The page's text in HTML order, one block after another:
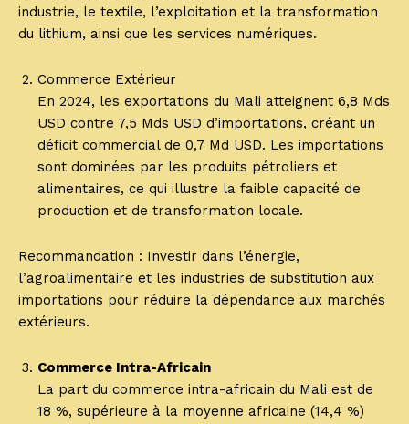
industrie, le textile, l’exploitation et la transformation
du lithium, ainsi que les services numériques.
Commerce Extérieur
En 2024, les exportations du Mali atteignent 6,8 Mds
USD contre 7,5 Mds USD d’importations, créant un
déficit commercial de 0,7 Md USD. Les importations
sont dominées par les produits pétroliers et
alimentaires, ce qui illustre la faible capacité de
production et de transformation locale.
Recommandation : Investir dans l’énergie,
l’agroalimentaire et les industries de substitution aux
importations pour réduire la dépendance aux marchés
extérieurs.
Commerce Intra-Africain
La part du commerce intra-africain du Mali est de
18 %, supérieure à la moyenne africaine (14,4 %)